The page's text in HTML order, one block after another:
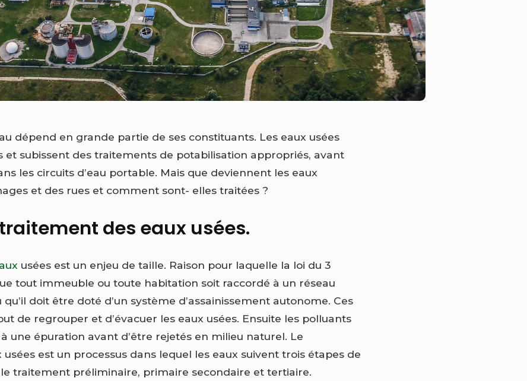
dépend en grande partie de ses constituants. Les eaux usées
et subissent des traitements de potabilisation appropriés, avant
les circuits d’eau portable. Mais que deviennent les eaux
et des rues et comment sont- elles traitées ?
des eaux usées.
usées est un enjeu de taille. Raison pour laquelle la loi du 3
tout immeuble ou toute habitation soit raccordé à un réseau
qu’il doit être doté d’un système d’assainissement autonome. Ces
de regrouper et d’évacuer les eaux usées. Ensuite les polluants
une épuration avant d’être rejetés en milieu naturel. Le
est un processus dans lequel les eaux suivent trois étapes de
traitement préliminaire, primaire secondaire et tertiaire.